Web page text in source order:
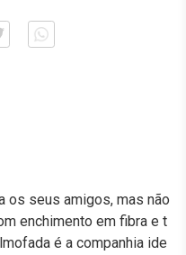
os seus amigos, mas não
enchimento em fibra e t
é a companhia ide